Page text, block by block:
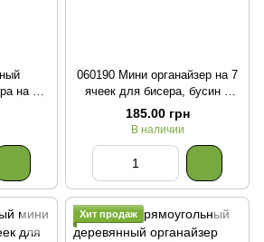
на 39
060190 Мини органайзер на 7
ячеек для бисера, бусин и
прочей мелочевки Коробушка
185.00 грн
В наличии
Хит продаж